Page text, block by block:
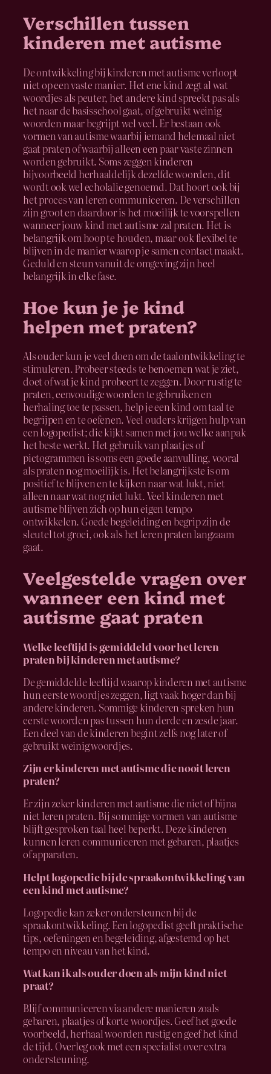
Verschillen tussen
kinderen met autisme
De ontwikkeling bij kinderen met autisme verloopt
niet op een vaste manier. Het ene kind zegt al wat
woordjes als peuter, het andere kind spreekt pas als
het naar de basisschool gaat, of gebruikt weinig
woorden maar begrijpt wel veel. Er bestaan ook
vormen van autisme waarbij iemand helemaal niet
gaat praten of waarbij alleen een paar vaste zinnen
worden gebruikt. Soms zeggen kinderen
bijvoorbeeld herhaaldelijk dezelfde woorden, dit
wordt ook wel echolalie genoemd. Dat hoort ook bij
het proces van leren communiceren. De verschillen
zijn groot en daardoor is het moeilijk te voorspellen
wanneer jouw kind met autisme zal praten. Het is
belangrijk om hoop te houden, maar ook flexibel te
blijven in de manier waarop je samen contact maakt.
Geduld en steun vanuit de omgeving zijn heel
belangrijk in elke fase.
Hoe kun je je kind
helpen met praten?
Als ouder kun je veel doen om de taalontwikkeling te
stimuleren. Probeer steeds te benoemen wat je ziet,
doet of wat je kind probeert te zeggen. Door rustig te
praten, eenvoudige woorden te gebruiken en
herhaling toe te passen, help je een kind om taal te
begrijpen en te oefenen. Veel ouders krijgen hulp van
een logopedist; die kijkt samen met jou welke aanpak
het beste werkt. Het gebruik van plaatjes of
pictogrammen is soms een goede aanvulling, vooral
als praten nog moeilijk is. Het belangrijkste is om
positief te blijven en te kijken naar wat lukt, niet
alleen naar wat nog niet lukt. Veel kinderen met
autisme blijven zich op hun eigen tempo
ontwikkelen. Goede begeleiding en begrip zijn de
sleutel tot groei, ook als het leren praten langzaam
gaat.
Veelgestelde vragen over
wanneer een kind met
autisme gaat praten
Welke leeftijd is gemiddeld voor het leren
praten bij kinderen met autisme?
De gemiddelde leeftijd waarop kinderen met autisme
hun eerste woordjes zeggen, ligt vaak hoger dan bij
andere kinderen. Sommige kinderen spreken hun
eerste woorden pas tussen hun derde en zesde jaar.
Een deel van de kinderen begint zelfs nog later of
gebruikt weinig woordjes.
Zijn er kinderen met autisme die nooit leren
praten?
Er zijn zeker kinderen met autisme die niet of bijna
niet leren praten. Bij sommige vormen van autisme
blijft gesproken taal heel beperkt. Deze kinderen
kunnen leren communiceren met gebaren, plaatjes
of apparaten.
Helpt logopedie bij de spraakontwikkeling van
een kind met autisme?
Logopedie kan zeker ondersteunen bij de
spraakontwikkeling. Een logopedist geeft praktische
tips, oefeningen en begeleiding, afgestemd op het
tempo en niveau van het kind.
Wat kan ik als ouder doen als mijn kind niet
praat?
Blijf communiceren via andere manieren zoals
gebaren, plaatjes of korte woordjes. Geef het goede
voorbeeld, herhaal woorden rustig en geef het kind
de tijd. Overleg ook met een specialist over extra
ondersteuning.